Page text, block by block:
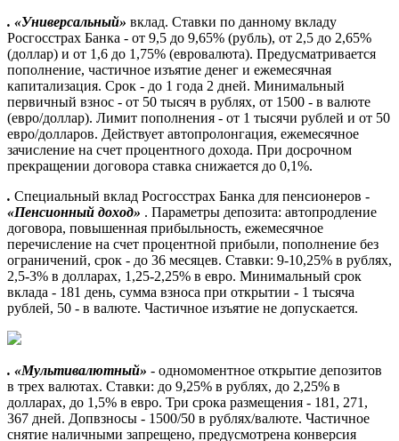
. «Универсальный» вклад. Ставки по данному вкладу
Росгосстрах Банка - от 9,5 до 9,65% (рубль), от 2,5 до 2,65%
(доллар) и от 1,6 до 1,75% (евровалюта). Предусматривается
пополнение, частичное изъятие денег и ежемесячная
капитализация. Срок - до 1 года 2 дней. Минимальный
первичный взнос - от 50 тысяч в рублях, от 1500 - в валюте
(евро/доллар). Лимит пополнения - от 1 тысячи рублей и от 50
евро/долларов. Действует автопролонгация, ежемесячное
зачисление на счет процентного дохода. При досрочном
прекращении договора ставка снижается до 0,1%.
. Специальный вклад Росгосстрах Банка для пенсионеров -
«Пенсионный доход» . Параметры депозита: автопродление
договора, повышенная прибыльность, ежемесячное
перечисление на счет процентной прибыли, пополнение без
ограничений, срок - до 36 месяцев. Ставки: 9-10,25% в рублях,
2,5-3% в долларах, 1,25-2,25% в евро. Минимальный срок
вклада - 181 день, сумма взноса при открытии - 1 тысяча
рублей, 50 - в валюте. Частичное изъятие не допускается.
. «Мультивалютный» - одномоментное открытие депозитов
в трех валютах. Ставки: до 9,25% в рублях, до 2,25% в
долларах, до 1,5% в евро. Три срока размещения - 181, 271,
367 дней. Допвзносы - 1500/50 в рублях/валюте. Частичное
снятие наличными запрещено, предусмотрена конверсия